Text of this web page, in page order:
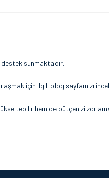
sunmaktadır.
için ilgili blog sayfamızı
hem de bütçenizi